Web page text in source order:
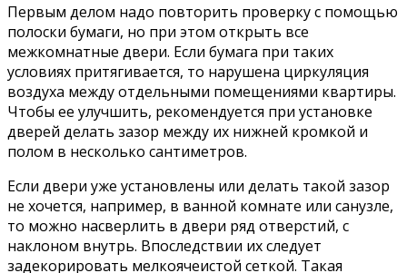
Первым делом надо повторить проверку с помощью
полоски бумаги, но при этом открыть все
межкомнатные двери. Если бумага при таких
условиях притягивается, то нарушена циркуляция
воздуха между отдельными помещениями квартиры.
Чтобы ее улучшить, рекомендуется при установке
дверей делать зазор между их нижней кромкой и
полом в несколько сантиметров.
Если двери уже установлены или делать такой зазор
не хочется, например, в ванной комнате или санузле,
то можно насверлить в двери ряд отверстий, с
наклоном внутрь. Впоследствии их следует
задекорировать мелкоячеистой сеткой. Такая